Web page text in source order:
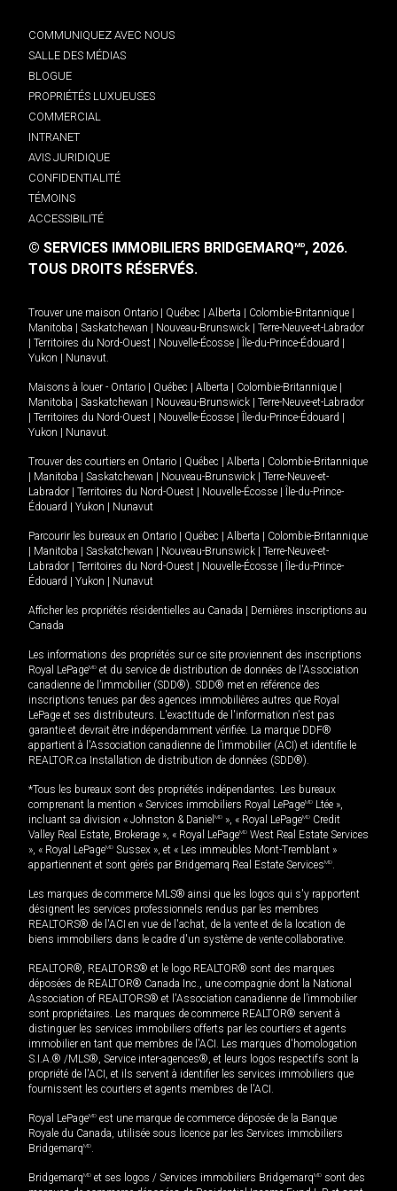
COMMUNIQUEZ AVEC NOUS
SALLE DES MÉDIAS
BLOGUE
PROPRIÉTÉS LUXUEUSES
COMMERCIAL
INTRANET
AVIS JURIDIQUE
CONFIDENTIALITÉ
TÉMOINS
ACCESSIBILITÉ
© SERVICES IMMOBILIERS BRIDGEMARQMD, 2026.
TOUS DROITS RÉSERVÉS.
Trouver une maison Ontario Québec Alberta Colombie-Britannique
Manitoba
Saskatchewan Nouveau-Brunswick
Terre-Neuve-et-Labrador
Territoires du Nord-Ouest Nouvelle-Écosse Île-du-Prince-Édouard
Yukon
Nunavut.
Maisons à louer - Ontario Québec Alberta Colombie-Britannique
Manitoba
Saskatchewan Nouveau-Brunswick
Terre-Neuve-et-Labrador
Territoires du Nord-Ouest Nouvelle-Écosse Île-du-Prince-Édouard
Yukon
Nunavut.
Trouver des courtiers en Ontario Québec Alberta
Colombie-Britannique
Manitoba Saskatchewan Nouveau-Brunswick
Terre-Neuve-et-
Labrador
Territoires du Nord-Ouest Nouvelle-Écosse
Île-du-Prince-
Édouard
Yukon Nunavut
Parcourir les bureaux en Ontario Québec Alberta
Colombie-Britannique
Manitoba Saskatchewan Nouveau-Brunswick
Terre-Neuve-et-
Labrador
Territoires du Nord-Ouest Nouvelle-Écosse
Île-du-Prince-
Édouard
Yukon Nunavut
Afficher les propriétés résidentielles au Canada
Dernières inscriptions au
Canada
Les informations des propriétés sur ce site proviennent des inscriptions
Royal LePageMD et du service de distribution de données de l'Association
canadienne de l’immobilier (SDD®). SDD® met en référence des
inscriptions tenues par des agences immobilières autres que Royal
LePage et ses distributeurs. L'exactitude de l'information n'est pas
garantie et devrait être indépendamment vérifiée. La marque DDF®
appartient à l'Association canadienne de l’immobilier (ACI) et identifie le
REALTOR.ca Installation de distribution de données (SDD®).
*Tous les bureaux sont des propriétés indépendantes. Les bureaux
comprenant la mention « Services immobiliers Royal LePageMD Ltée »,
incluant sa division « Johnston & Daniel MD », « Royal LePageMD Credit
Valley Real Estate, Brokerage », « Royal LePageMD West Real Estate Services
», « Royal LePageMD Sussex », et « Les immeubles Mont-Tremblant »
appartiennent et sont gérés par Bridgemarq Real Estate ServicesMD.
Les marques de commerce MLS® ainsi que les logos qui s'y rapportent
désignent les services professionnels rendus par les membres
REALTORS® de l'ACI en vue de l'achat, de la vente et de la location de
biens immobiliers dans le cadre d'un système de vente collaborative.
REALTOR®, REALTORS® et le logo REALTOR® sont des marques
déposées de REALTOR® Canada Inc., une compagnie dont la National
Association of REALTORS® et l'Association canadienne de l’immobilier
sont propriétaires. Les marques de commerce REALTOR® servent à
distinguer les services immobiliers offerts par les courtiers et agents
immobilier en tant que membres de l'ACI. Les marques d'homologation
S.I.A.® /MLS®, Service inter-agences®, et leurs logos respectifs sont la
propriété de l'ACI, et ils servent à identifier les services immobiliers que
fournissent les courtiers et agents membres de l'ACI.
Royal LePageMD est une marque de commerce déposée de la Banque
Royale du Canada, utilisée sous licence par les Services immobiliers
BridgemarqMD.
BridgemarqMD et ses logos / Services immobiliers BridgemarqMD sont des